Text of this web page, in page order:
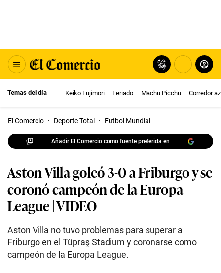
Temas del día Keiko Fujimori Feriado Machu Picchu Corredor
El Comercio · Deporte Total · Futbol Mundial
Añadir El Comercio como fuente preferida en
Aston Villa goleó 3-0 a Friburgo y se
coronó campeón de la Europa
League | VIDEO
Aston Villa no tuvo problemas para superar a
Friburgo en el Tüpraş Stadium y coronarse como
campeón de la Europa League.